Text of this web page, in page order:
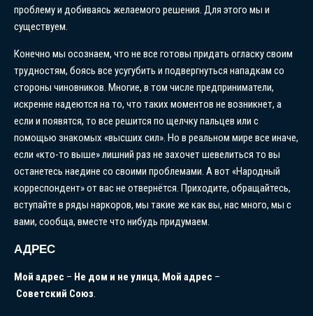
проблему и добиваясь желаемого решения. Для этого мы и
существуем.
Конечно мы осознаем, что не все готовы придать огласку своим
трудностям, боясь все усугубить и подвергнуться нападкам со
стороны чиновников. Многие, в том числе предприниматели,
искренне надеются на то, что таких моментов не возникнет, а
если и появятся, то все решится по щелчку пальцев или с
помощью знакомых «высших сил». Но в реальном мире все иначе,
если «кто-то выше» лишний раз не захочет шевелиться то вы
останетесь наедине со своими проблемами. А вот «Народный
корреспондент» от вас не отвернётся. Приходите, обращайтесь,
вступайте в ряды наркоров, мы такие же как вы, нас много, мы с
вами, сообща, вместе что нибудь придумаем.
АДРЕС
Мой адрес – Не дом и не улица, Мой адрес –
Советский Союз.